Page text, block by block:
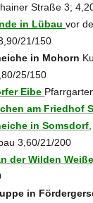
Straße 3;
in Lübauvor
21/150
in Mohorn
25/150
Eibe
am Friedhof
in Somsdorf
3,60/21/200
der Wilden
in